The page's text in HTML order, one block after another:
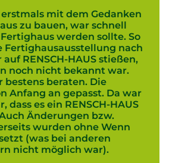
erstmals mit dem Gedanken
zu bauen, war schnell
werden sollte. So
Fertighausausstellung nach
RENSCH-HAUS stießen,
noch nicht bekannt war.
beraten. Die
Anfang an gepasst. Da war
dass es ein RENSCH-HAUS
Änderungen bzw.
wurden ohne Wenn
(was bei anderen
nicht möglich war).